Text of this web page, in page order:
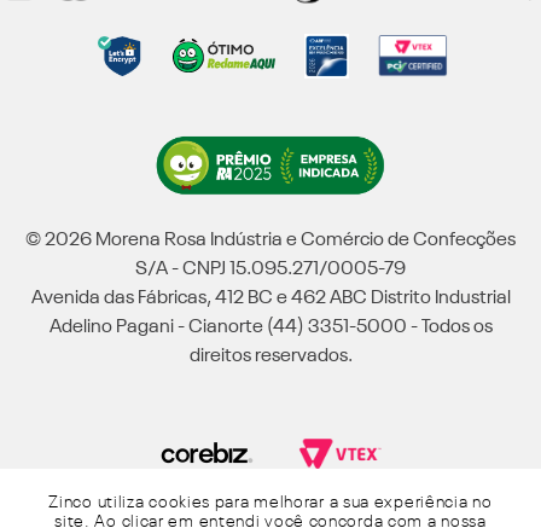
Zinco utiliza cookies para melhorar a sua experiência no
site. Ao clicar em entendi você concorda com a nossa
© 2026 Morena Rosa Indústria e Comércio de Confecções
S/A - CNPJ 15.095.271/0005-79
Avenida das Fábricas, 412 BC e 462 ABC Distrito Industrial
Adelino Pagani - Cianorte (44) 3351-5000 - Todos os
direitos reservados.
Powered by Grupo Morena Rosa: Morena Rosa, Iódice, Maria Valentina, Zinco e